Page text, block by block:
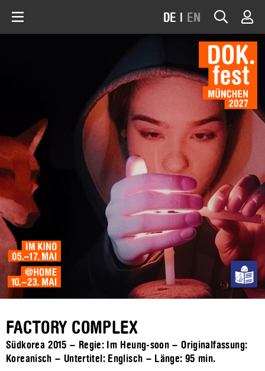
DE | EN
FACTORY COMPLEX
Südkorea 2015 – Regie: Im Heung-soon – Originalfassung:
Koreanisch – Untertitel: Englisch – Länge: 95 min.